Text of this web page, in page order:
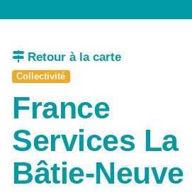
Retour à la carte
Collectivité
France
Services La
Bâtie-Neuve